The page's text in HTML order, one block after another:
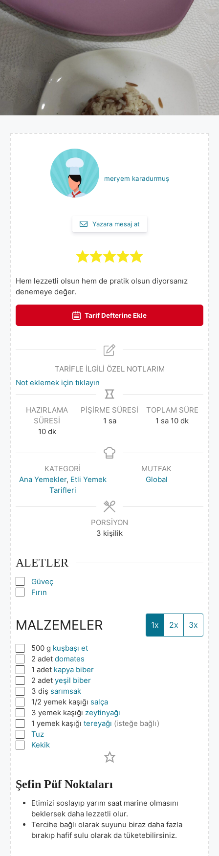
meryem karadurmuş
Yazara mesaj at
Hem lezzetli olsun hem de pratik olsun diyorsanız
denemeye değer.
Tarif Defterine Ekle
TARİFLE İLGİLİ ÖZEL NOTLARIM
Not eklemek için tıklayın
HAZIRLAMA
SÜRESI
10 dk
PIŞIRME SÜRESI
1 sa
TOPLAM SÜRE
1 sa 10 dk
KATEGORI
Ana Yemekler, Etli Yemek
Tarifleri
MUTFAK
Global
PORSIYON
3 kişilik
ALETLER
▢
Güveç
▢
Fırın
MALZEMELER 1x 2x 3x
▢
500 g kuşbaşı et
▢
2 adet domates
▢1 adet kapya biber
▢
2 adet yeşil biber
▢
3 diş sarımsak
▢1/2 yemek kaşığı salça
▢
3 yemek kaşığı zeytinyağı
▢1 yemek kaşığı tereyağı (isteğe bağlı)
▢
Tuz
▢
Kekik
Şefin Püf Noktaları
Etimizi soslayıp yarım saat marine olmasını
beklersek daha lezzetli olur.
Tercihe bağlı olarak suyunu biraz daha fazla
bırakıp hafif sulu olarak da tüketebilirsiniz.